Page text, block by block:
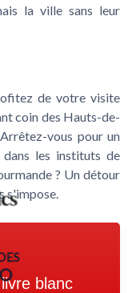
la ville sans leur
de votre visite
coin des Hauts-de-
vous pour un
les instituts de
? Un détour
s'impose.
blanc